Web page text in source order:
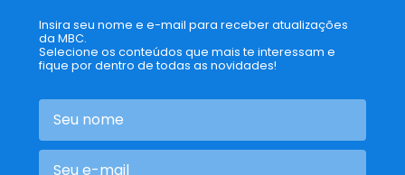
Insira seu nome e e-mail para receber atualizações
da MBC.
Selecione os conteúdos que mais te interessam e
fique por dentro de todas as novidades!